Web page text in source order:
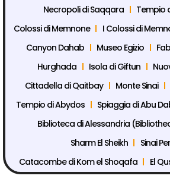
Necropoli di Saqqara
Tempio
Colossi di Memnone
I Colossi di
Canyon Dahab
Museo Egizio
Hurghada
Isola di Giftun
Cittadella di Qaitbay
Monte Sinai
Tempio di Abydos
Spiaggia di Abu
Biblioteca di Alessandria
Sharm El Sheikh
Sinai
Catacombe di Kom el Shoqafa
El